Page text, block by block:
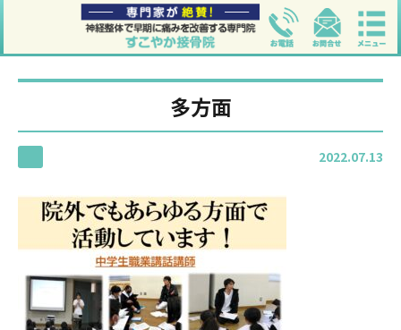
多方面
2022.07.13